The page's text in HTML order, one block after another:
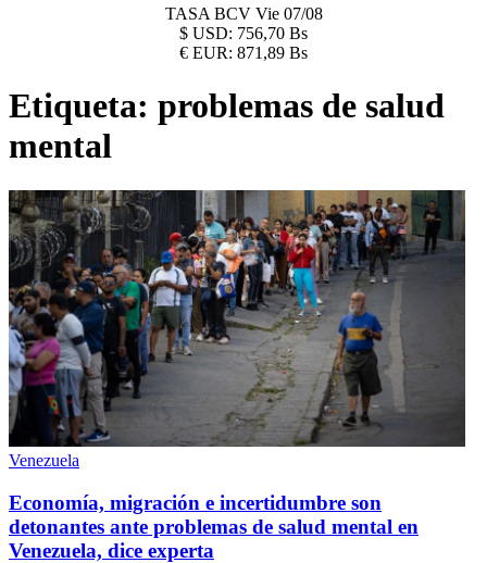
TASA BCV Vie 07/08
$ USD: 756,70 Bs
€ EUR: 871,89 Bs
Etiqueta: problemas de salud
mental
Venezuela
Economía, migración e incertidumbre son
detonantes ante problemas de salud mental en
Venezuela, dice experta